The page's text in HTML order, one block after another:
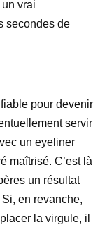
vrai
secondes de
pour devenir
servir
un eyeliner
maîtrisé. C’est là
un résultat
en revanche,
la virgule, il